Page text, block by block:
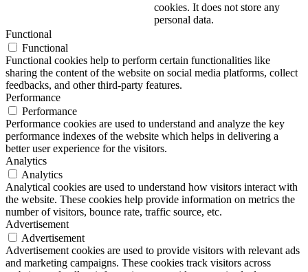
cookies. It does not store any
personal data.
Functional
Functional
Functional cookies help to perform certain functionalities like
sharing the content of the website on social media platforms, collect
feedbacks, and other third-party features.
Performance
Performance
Performance cookies are used to understand and analyze the key
performance indexes of the website which helps in delivering a
better user experience for the visitors.
Analytics
Analytics
Analytical cookies are used to understand how visitors interact with
the website. These cookies help provide information on metrics the
number of visitors, bounce rate, traffic source, etc.
Advertisement
Advertisement
Advertisement cookies are used to provide visitors with relevant ads
and marketing campaigns. These cookies track visitors across